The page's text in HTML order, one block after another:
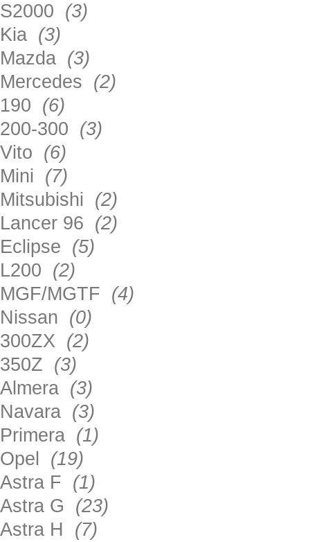
S2000 (3)
Kia (3)
Mazda (3)
Mercedes (2)
190 (6)
200-300 (3)
Vito (6)
Mini (7)
Mitsubishi (2)
Lancer 96 (2)
Eclipse (5)
L200 (2)
MGF/MGTF (4)
Nissan (0)
300ZX (2)
350Z (3)
Almera (3)
Navara (3)
Primera (1)
Opel (19)
Astra F (1)
Astra G (23)
Astra H (7)